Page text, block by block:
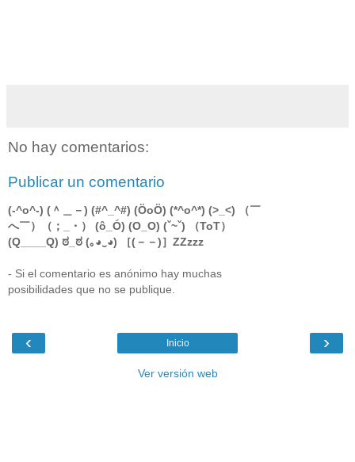
No hay comentarios:
Publicar un comentario
(-^o^-) (＾＿－) (#^_^#) (ÖoÖ) (*^o^*) (>_<) （￣
へ￣）（；_・） (ô_Ó) (O_O) (ˇ~ˇ) （ToT）
(Q____Q) ಠ_ಠ (｡◕‿◕) ［(－－)］ZZzzz
- Si el comentario es anónimo hay muchas
posibilidades que no se publique.
‹ ›
Inicio
Ver versión web